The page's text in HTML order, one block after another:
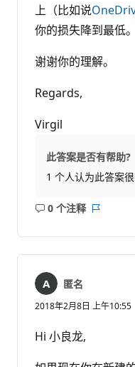
上（比如说
你的损失降到最低。
谢谢你的理解。
Regards,
Virgil
此答案是否有帮助?
1 个人认为此答案很
0 个注释
无
匿名
2018年2月8日 上午10:55
Hi 小良龙,